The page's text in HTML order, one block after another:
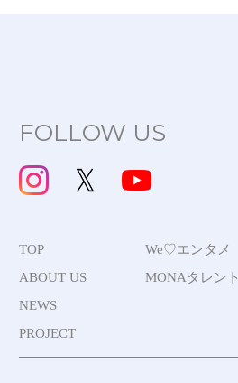
FOLLOW US
TOP
ABOUT US
NEWS
PROJECT
We♡エンタメ
MONAタレント